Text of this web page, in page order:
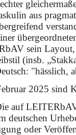
aus
sein Layout,
(insb.
"hässlich,
2025 sind
auf
deutschen
oder